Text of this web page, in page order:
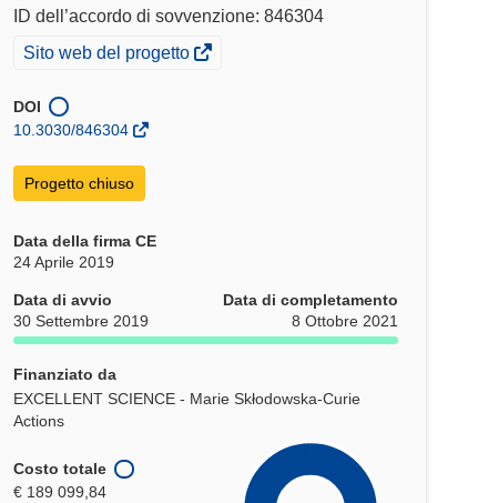
ID dell’accordo di sovvenzione: 846304
(si
una
nuova
Sito web del progetto
DOI
10.3030/846304
Progetto chiuso
Data della firma CE
24 Aprile 2019
Data di avvio
30 Settembre 2019
Data di completamento
8 Ottobre 2021
Finanziato da
EXCELLENT SCIENCE - Marie Skłodowska-Curie
Actions
Costo totale
€ 189 099,84